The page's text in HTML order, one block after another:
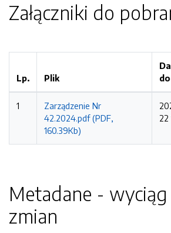
Załączniki do
Lp. Plik
1
Zarządzenie Nr
42.2024.pdf (PDF,
160.39Kb)
22
Metadane -
zmian